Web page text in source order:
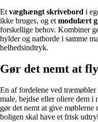
Et væghængt skrivebord i
ikke bruges, og et modulært
forskellige behov. Kombiner
hylder og natborde i samme
helhedsindtryk.
Gør det nemt at
En af fordelene ved træmøbler
male, bejdse eller oliere dem
gør det nemt at give
boligen skal have et frisk